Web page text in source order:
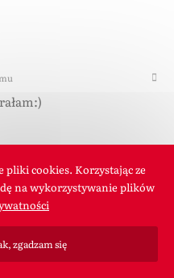
cookies. Korzystając ze
na wykorzystywanie plików
zgadzam się